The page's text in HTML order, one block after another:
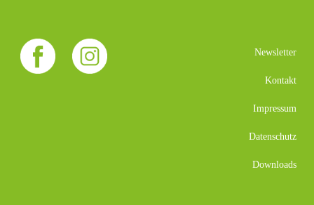
Newsletter
Kontakt
Impressum
Datenschutz
Downloads